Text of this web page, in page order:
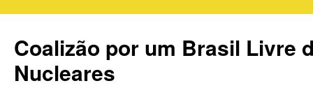
Coalizão por um Brasil Livre
Nucleares